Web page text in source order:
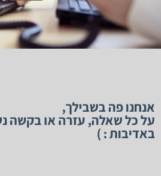
אנחנו פה בשבילך,
על כל שאלה, עזרה או בקשה
באדיבות : )